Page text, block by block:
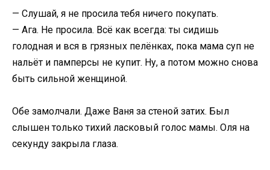
— Слушай, я не просила тебя ничего покупать.
— Ага. Не просила. Всё как всегда: ты сидишь
голодная и вся в грязных пелёнках, пока мама суп не
нальёт и памперсы не купит. Ну, а потом можно снова
быть сильной женщиной.
Обе замолчали. Даже Ваня за стеной затих. Был
слышен только тихий ласковый голос мамы. Оля на
секунду закрыла глаза.